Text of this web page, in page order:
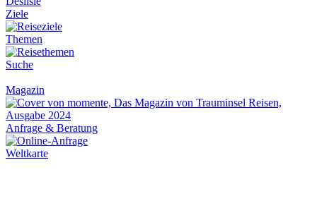
Ziele
Themen
Suche
Magazin
Anfrage & Beratung
Weltkarte